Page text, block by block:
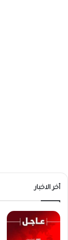
أخر الاخبار